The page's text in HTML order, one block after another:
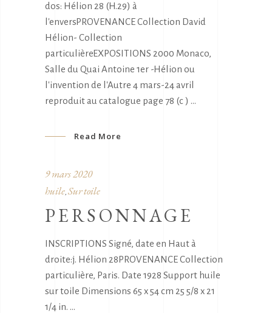
dos: Hélion 28 (H.29) à
l'enversPROVENANCE Collection David
Hélion- Collection
particulièreEXPOSITIONS 2000 Monaco,
Salle du Quai Antoine 1er -Hélion ou
l'invention de l'Autre 4 mars-24 avril
reproduit au catalogue page 78 (c )
Read More
9 mars 2020
huile, Sur toile
PERSONNAGE
INSCRIPTIONS Signé, date en Haut à
droite:j. Hélion 28PROVENANCE Collection
particulière, Paris. Date 1928 Support huile
sur toile Dimensions 65 x 54 cm 25 5/8 x 21
1/4 in.